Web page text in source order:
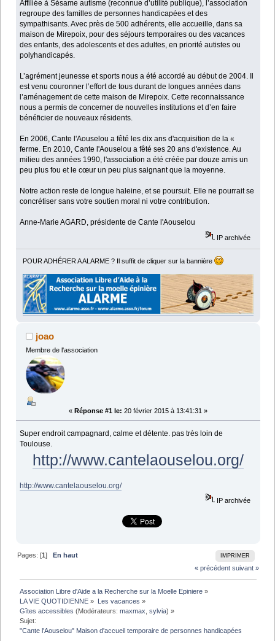
Affiliée à Sésame autisme (reconnue d’utilité publique), l’association
regroupe des familles de personnes handicapées et des
sympathisants. Avec près de 500 adhérents, elle accueille, dans sa
maison de Mirepoix, pour des séjours temporaires ou des vacances
des enfants, des adolescents et des adultes, en priorité autistes ou
polyhandicapés.
L’agrément jeunesse et sports nous a été accordé au début de 2004. Il
est venu couronner l’effort de tous durant de longues années dans
l’aménagement de cette maison de Mirepoix. Cette reconnaissance
nous a permis de concerner de nouvelles institutions et d’en faire
bénéficier de nouveaux résidents.
En 2006, Cante l'Aouselou a fêté les dix ans d'acquisition de la «
ferme. En 2010, Cante l'Aouselou a fêté ses 20 ans d'existence. Au
milieu des années 1990, l'association a été créée par douze amis un
peu plus fou et le cœur un peu plus saignant que la moyenne.
Notre action reste de longue haleine, et se poursuit. Elle ne pourrait se
concrétiser sans votre soutien moral ni votre contribution.
Anne-Marie AGARD, présidente de Cante l'Aouselou
IP archivée
POUR ADHÉRER A ALARME ? Il suffit de cliquer sur la bannière
joao
Membre de l'association
« Réponse #1 le: 20 février 2015 à 13:41:31 »
Super endroit campagnard, calme et détente. pas très loin de
Toulouse.
http://www.cantelaouselou.org/
http://www.cantelaouselou.org/
IP archivée
IMPRIMER
Pages: [1]En haut
« précédent suivant »
Association Libre d'Aide a la Recherche sur la Moelle Epiniere »
LA VIE QUOTIDIENNE » Les vacances »
Gîtes accessibles (Modérateurs:maxmax ,sylvia) »
Sujet:
"Cante l'Aouselou" Maison d'accueil temporaire de personnes handicapées